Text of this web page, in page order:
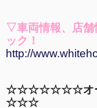
▽車両情報、店舗
ック ！
http://
☆☆☆☆☆☆☆オー
☆☆☆